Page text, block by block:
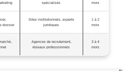
spécialisés
mois
dossier
Sites institutionnels, experts
juridiques
1 à 2
mois
Agences de recrutement,
réseaux professionnels
3 à 4
mois